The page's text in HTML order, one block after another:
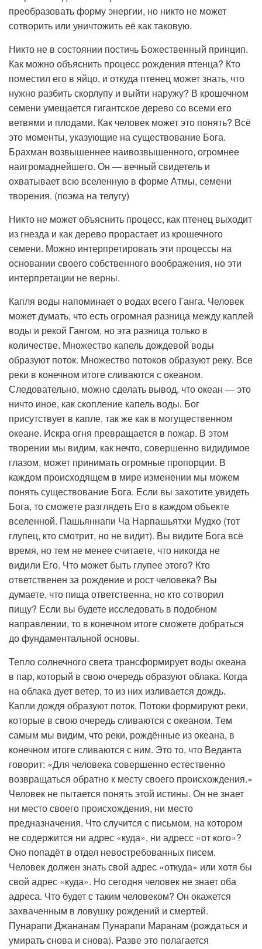
преобразовать форму энергии, но никто не может
сотворить или уничтожить её как таковую.
Никто не в состоянии постичь Божественный принцип.
Как можно объяснить процесс рождения птенца? Кто
поместил его в яйцо, и откуда птенец может знать, что
нужно разбить скорлупу и выйти наружу? В крошечном
семени умещается гигантское дерево со всеми его
ветвями и плодами. Как человек может это понять? Всё
это моменты, указующие на существование Бога.
Брахман возвышеннее наивозвышенного, огромнее
наигромаднейшего. Он — вечный свидетель и
охватывает всю вселенную в форме Атмы, семени
творения. (поэма на телугу)
Никто не может объяснить процесс, как птенец выходит
из гнезда и как дерево прорастает из крошечного
семени. Можно интерпретировать эти процессы на
основании своего собственного воображения, но эти
интерпретации не верны.
Капля воды напоминает о водах всего Ганга. Человек
может думать, что есть огромная разница между каплей
воды и рекой Гангом, но эта разница только в
количестве. Множество капель дождевой воды
образуют поток. Множество потоков образуют реку. Все
реки в конечном итоге сливаются с океаном.
Следовательно, можно сделать вывод, что океан — это
ничто иное, как скопление капель воды. Бог
присутствует в капле, так же как в могущественном
океане. Искра огня превращается в пожар. В этом
творении мы видим, как нечто, совершенно видидимое
глазом, может принимать огромные пропорции. В
каждом происходящем в мире изменении мы можем
понять существование Бога. Если вы захотите увидеть
Бога, то сможете разглядеть Его в каждом объекте
вселенной. Пашьяннапи Ча Нарпашьятхи Мудхо (тот
глупец, кто смотрит, но не видит). Вы видите Бога всё
время, но тем не менее считаете, что никогда не
видили Его. Что может быть глупее этого? Кто
ответственен за рождение и рост человека? Вы
думаете, что пища ответственна, но кто сотворил
пищу? Если вы будете исследовать в подобном
направлении, то в конечном итоге сможете добраться
до фундаментальной основы.
Тепло солнечного света трансформирует воды океана
в пар, который в свою очередь образуют облака. Когда
на облака дует ветер, то из них изливается дождь.
Капли дождя образуют поток. Потоки формируют реки,
которые в свою очередь сливаются с океаном. Тем
самым мы видим, что реки, рождённые из океана, в
конечном итоге сливаются с ним. Это то, что Веданта
говорит: «Для человека совершенно естественно
возвращаться обратно к месту своего происхождения.»
Человек не пытается понять этой истины. Он не знает
ни место своего происхождения, ни место
предназначения. Что случится с письмом, на котором
не содержится ни адрес «куда», ни адресс «от кого»?
Оно попадёт в отдел невостребованных писем.
Человек должен знать свой адрес «откуда» или хотя бы
свой адрес «куда». Но сегодня человек не знает оба
адреса. Что будет с таким человеком? Он окажется
захваченным в ловушку рождений и смертей.
Пунарапи Джананам Пунарапи Маранам (рождаться и
умирать снова и снова). Разве это полагается